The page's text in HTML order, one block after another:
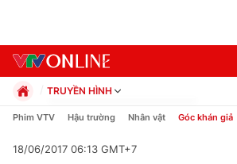
TRUYỀN HÌNH
Chính trị
Pháp luật
Phim VTV Hậu trường Nhân vật Góc khán giả
18/06/2017 06:13 GMT+7